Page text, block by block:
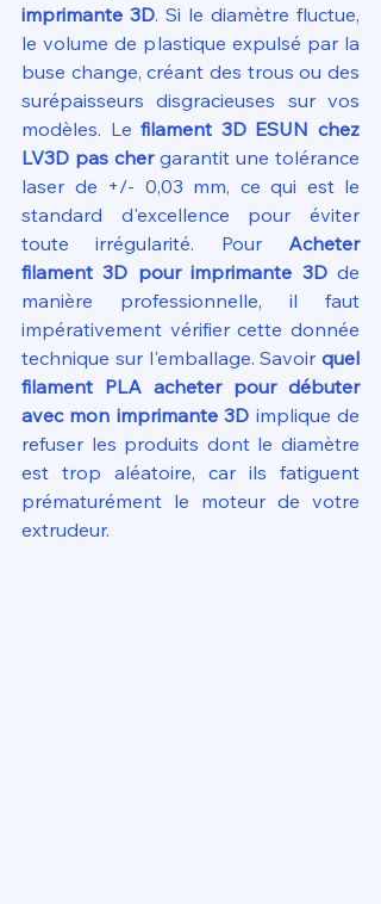
imprimante 3D. Si le diamètre fluctue,
le volume de plastique expulsé par la
buse change, créant des trous ou des
surépaisseurs disgracieuses sur vos
modèles. Le filament 3D ESUN chez
LV3D pas cher garantit une tolérance
laser de +/- 0,03 mm, ce qui est le
standard d'excellence pour éviter
toute irrégularité. Pour Acheter
filament 3D pour imprimante 3D de
manière professionnelle, il faut
impérativement vérifier cette donnée
technique sur l'emballage. Savoir quel
filament PLA acheter pour débuter
avec mon imprimante 3D implique de
refuser les produits dont le diamètre
est trop aléatoire, car ils fatiguent
prématurément le moteur de votre
extrudeur.